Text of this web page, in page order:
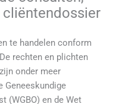
te handelen conform
rechten en plichten
onder meer
Geneeskundige
(WGBO) en de Wet